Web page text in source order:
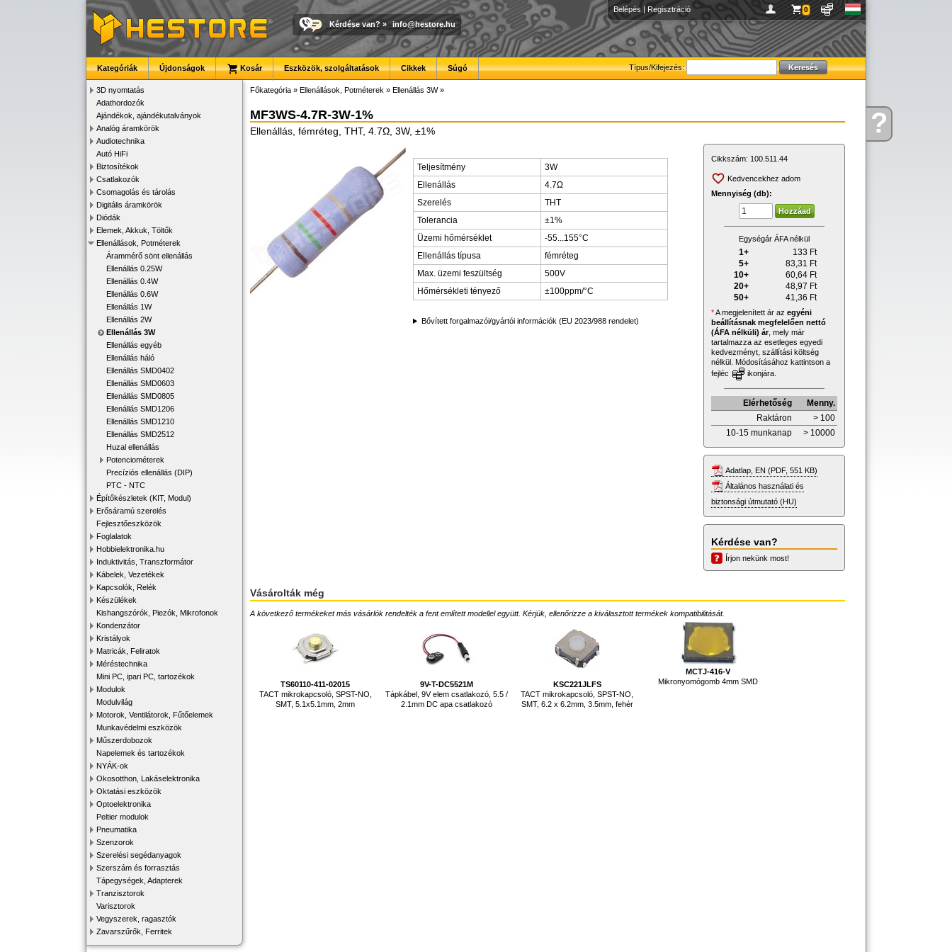
Kérdése?
Belépés | Regisztráció 0
Kérdése van? » info@hestore.hu
Típus/Kifejezés:
Kategóriák Újdonságok Kosár Eszközök, szolgáltatások Cikkek Súgó
3D nyomtatás
Adathordozók
Ajándékok, ajándékutalványok
Analóg áramkörök
Audiotechnika
Autó HiFi
Biztosítékok
Csatlakozók
Csomagolás és tárolás
Digitális áramkörök
Diódák
Elemek, Akkuk, Töltők
Ellenállások, Potméterek
Árammérő sönt ellenállás
Ellenállás 0.25W
Ellenállás 0.4W
Ellenállás 0.6W
Ellenállás 1W
Ellenállás 2W
Ellenállás 3W
Ellenállás egyéb
Ellenállás háló
Ellenállás SMD0402
Ellenállás SMD0603
Ellenállás SMD0805
Ellenállás SMD1206
Ellenállás SMD1210
Ellenállás SMD2512
Huzal ellenállás
Potenciométerek
Precíziós ellenállás (DIP)
PTC - NTC
Építőkészletek (KIT, Modul)
Erősáramú szerelés
Fejlesztőeszközök
Foglalatok
Hobbielektronika.hu
Induktivitás, Transzformátor
Kábelek, Vezetékek
Kapcsolók, Relék
Készülékek
Kishangszórók, Piezók, Mikrofonok
Kondenzátor
Kristályok
Matricák, Feliratok
Méréstechnika
Mini PC, ipari PC, tartozékok
Modulok
Modulvilág
Motorok, Ventilátorok, Fűtőelemek
Munkavédelmi eszközök
Műszerdobozok
Napelemek és tartozékok
NYÁK-ok
Okosotthon, Lakáselektronika
Oktatási eszközök
Optoelektronika
Peltier modulok
Pneumatika
Szenzorok
Szerelési segédanyagok
Szerszám és forrasztás
Tápegységek, Adapterek
Tranzisztorok
Varisztorok
Vegyszerek, ragasztók
Zavarszűrők, Ferritek
Főkategória » Ellenállások, Potméterek » Ellenállás 3W»
MF3WS-4.7R-3W-1%
Ellenállás, fémréteg, THT, 4.7Ω, 3W, ±1%
Teljesítmény
3W
Ellenállás
4.7Ω
Szerelés
THT
Tolerancia
±1%
Üzemi hőmérséklet
-55...155°C
Ellenállás típusa
fémréteg
Max. üzemi feszültség
500V
Hőmérsékleti tényező
±100ppm/°C
Bővített forgalmazói/gyártói információk (EU 2023/988 rendelet)
Cikkszám: 100.511.44
Kedvencekhez adom
Mennyiség (db):
Egységár ÁFA nélkül
1+ 133 Ft
5+
83,31 Ft
10+
60,64 Ft
20+
48,97 Ft
50+
41,36 Ft
*A megjelenített ár az egyéni
beállításnak megfelelően nettó
(ÁFA nélküli) ár, mely már
tartalmazza az esetleges egyedi
kedvezményt, szállítási költség
nélkül. Módosításához kattintson a
fejléc
ikonjára.
Elérhetőség
Menny.
Raktáron
> 100
10-15 munkanap
> 10000
Adatlap, EN (PDF, 551 KB)
Általános használati és
biztonsági útmutató (HU)
Kérdése van?
Írjon nekünk most!
Vásárolták még
A következő termékeket más vásárlók rendelték a fent említett modellel együtt. Kérjük, ellenőrizze a kiválasztott termékek kompatibilitását.
TS60110-411-02015
TACT mikrokapcsoló, SPST-NO,
SMT, 5.1x5.1mm, 2mm
9V-T-DC5521M
Tápkábel, 9V elem csatlakozó, 5.5 /
2.1mm DC apa csatlakozó
KSC221JLFS
TACT mikrokapcsoló, SPST-NO,
SMT, 6.2 x 6.2mm, 3.5mm, fehér
MCTJ-416-V
Mikronyomógomb 4mm SMD